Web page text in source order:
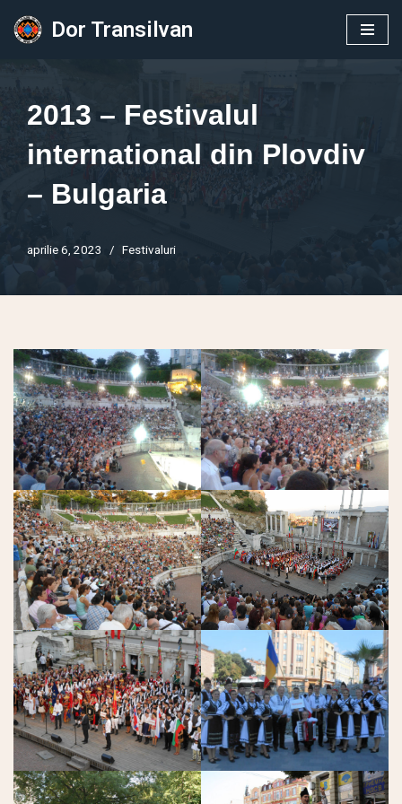
Sari
Dor Transilvan
2013 – Festivalul
international din Plovdiv
– Bulgaria
aprilie 6, 2023 Festivaluri